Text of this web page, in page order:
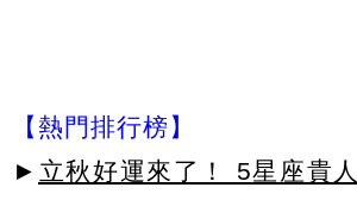
【熱門排行榜】
► 立秋好運來了！ 5星座貴